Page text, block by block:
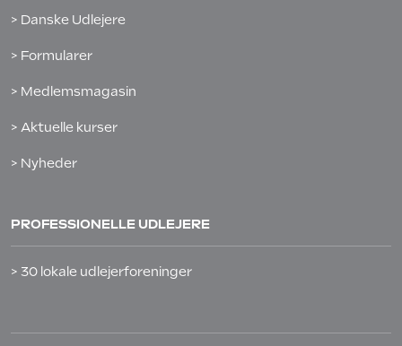
> Danske Udlejere
> Formularer
> Medlemsmagasin
> Aktuelle kurser
> Nyheder
PROFESSIONELLE UDLEJERE
> 30 lokale udlejerforeninger